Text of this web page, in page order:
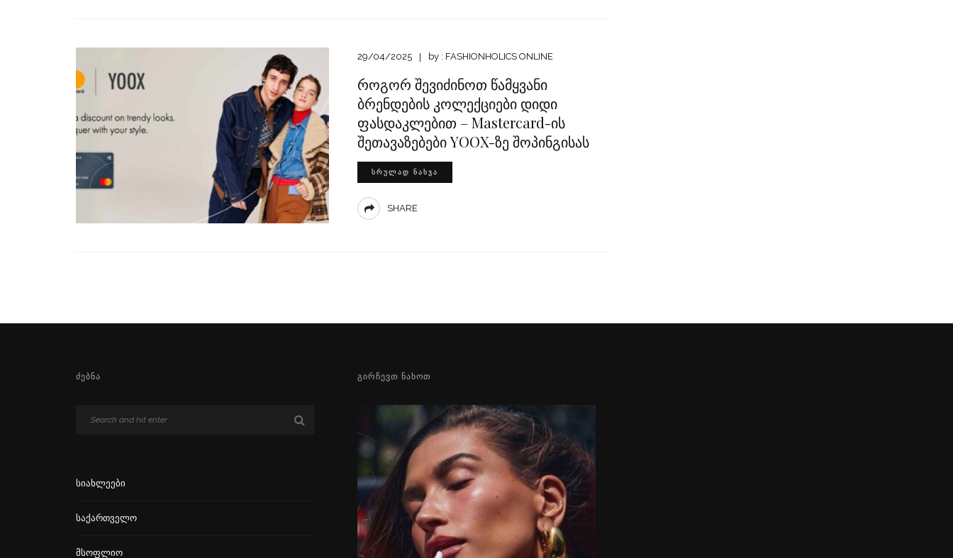
29/04/2025 by : FASHIONHOLICS ONLINE
როგორ შევიძინოთ წამყვანი
ბრენდების კოლექციები დიდი
ფასდაკლებით – Mastercard-ის
შეთავაზებები YOOX-ზე შოპინგისას
ᲡᲠᲣᲚᲐᲓ ᲜᲐᲮᲕᲐ
SHARE
ᲫᲔᲑᲜᲐ
Სიახლეები
Საქართველო
Მსოფლიო
ᲒᲘᲠᲩᲔᲕᲗ ᲜᲐᲮᲝᲗ